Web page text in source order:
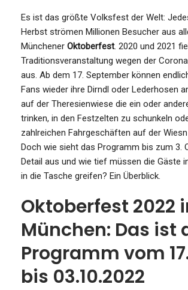
Es ist das größte Volksfest der Welt:
Herbst strömen Millionen Besucher aus
Münchener Oktoberfest. 2020 und 2021
Traditionsveranstaltung wegen der
aus. Ab dem 17. September können
Fans wieder ihre Dirndl oder Lederhosen
auf der Theresienwiese die ein oder
trinken, in den Festzelten zu schunkeln
zahlreichen Fahrgeschäften auf der
Doch wie sieht das Programm bis zum 3.
Detail aus und wie tief müssen die Gäste
in die Tasche greifen? Ein Überblick.
Oktoberfest 2022
München: Das ist
Programm vom
bis 03.10.2022